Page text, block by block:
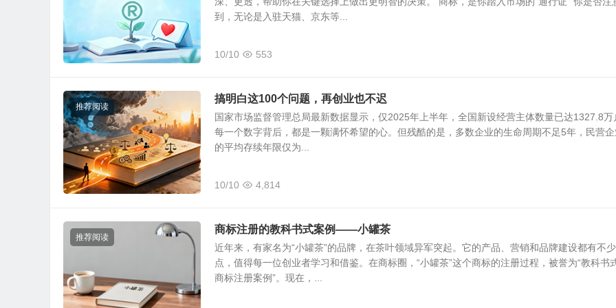
到，无论是入驻天猫、京东等...
10/10 553
推荐阅读
搞明白这100个问题，再创业也不迟
国家市场监督管理总局最新数据显示，仅2025年上半年，全国新设经营主体数量已达1327.8万
每一个数字背后，都是一颗满怀希望的心。但残酷的是，多数企业的生命周期不足5年，民营企
的平均存续年限仅为...
10/10 4,814
推荐阅读
商标注册的教科书式案例——小罐茶
近年来，有家名为“小罐茶”的品牌，在茶叶领域异军突起。它的产品、营销和品牌建设都有不
点，值得每一位创业者学习和借鉴。在商标圈，“小罐茶”这个商标的注册过程，被誉为“教科书
商标注册案例”。现在，...